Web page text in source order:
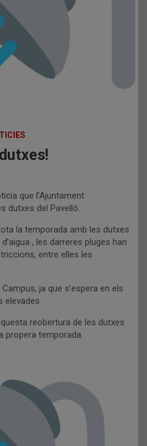
que l’Ajuntament
dutxes del Pavelló.
la temporada amb les dutxes
, les darreres pluges han
entre elles les
ja que s’espera en els
elevades.
reobertura de les dutxes
propera temporada.